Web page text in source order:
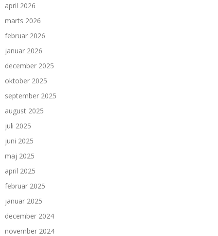
april 2026
marts 2026
februar 2026
januar 2026
december 2025
oktober 2025
september 2025
august 2025
juli 2025
juni 2025
maj 2025
april 2025
februar 2025
januar 2025
december 2024
november 2024